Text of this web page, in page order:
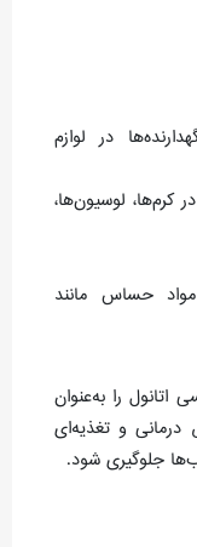
در لوازم
کرم‌ها، لوسیون‌ها،
حساس مانند
را به‌عنوان
درمانی و تغذیه‌ای
جلوگیری شود.